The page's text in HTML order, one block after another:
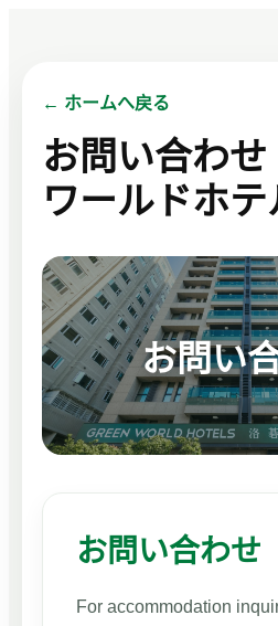
← ホームへ戻る
お問い合わ
ワールドホ
お問い
お問い合わせ
For accommodation